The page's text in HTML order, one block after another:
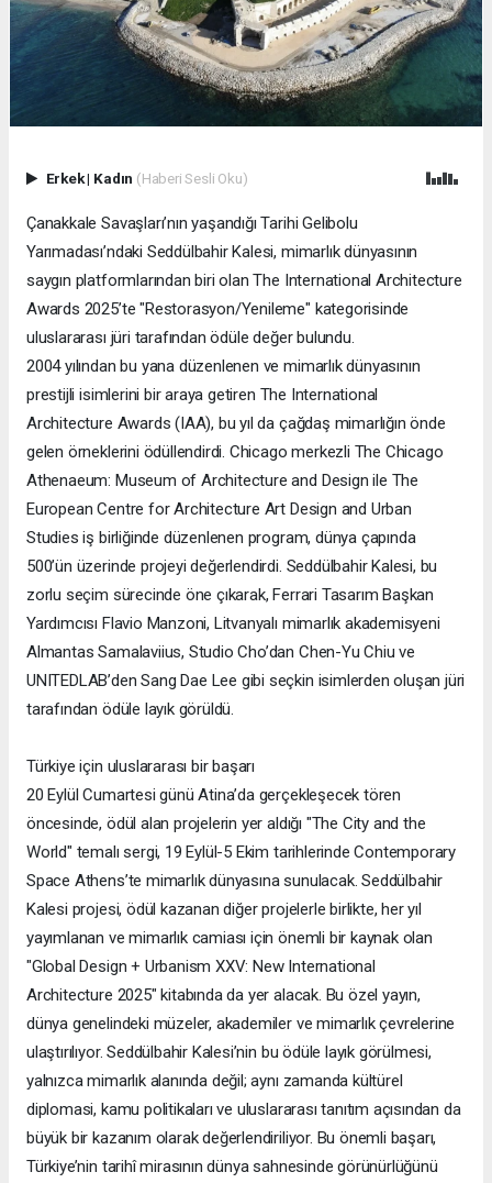
Erkek| Kadın (Haberi Sesli Oku)
Çanakkale Savaşları’nın yaşandığı Tarihi Gelibolu
Yarımadası’ndaki Seddülbahir Kalesi, mimarlık dünyasının
saygın platformlarından biri olan The International Architecture
Awards 2025’te "Restorasyon/Yenileme" kategorisinde
uluslararası jüri tarafından ödüle değer bulundu.
2004 yılından bu yana düzenlenen ve mimarlık dünyasının
prestijli isimlerini bir araya getiren The International
Architecture Awards (IAA), bu yıl da çağdaş mimarlığın önde
gelen örneklerini ödüllendirdi. Chicago merkezli The Chicago
Athenaeum: Museum of Architecture and Design ile The
European Centre for Architecture Art Design and Urban
Studies iş birliğinde düzenlenen program, dünya çapında
500’ün üzerinde projeyi değerlendirdi. Seddülbahir Kalesi, bu
zorlu seçim sürecinde öne çıkarak, Ferrari Tasarım Başkan
Yardımcısı Flavio Manzoni, Litvanyalı mimarlık akademisyeni
Almantas Samalaviius, Studio Cho’dan Chen-Yu Chiu ve
UNITEDLAB’den Sang Dae Lee gibi seçkin isimlerden oluşan jüri
tarafından ödüle layık görüldü.
Türkiye için uluslararası bir başarı
20 Eylül Cumartesi günü Atina’da gerçekleşecek tören
öncesinde, ödül alan projelerin yer aldığı "The City and the
World" temalı sergi, 19 Eylül-5 Ekim tarihlerinde Contemporary
Space Athens’te mimarlık dünyasına sunulacak. Seddülbahir
Kalesi projesi, ödül kazanan diğer projelerle birlikte, her yıl
yayımlanan ve mimarlık camiası için önemli bir kaynak olan
"Global Design + Urbanism XXV: New International
Architecture 2025" kitabında da yer alacak. Bu özel yayın,
dünya genelindeki müzeler, akademiler ve mimarlık çevrelerine
ulaştırılıyor. Seddülbahir Kalesi’nin bu ödüle layık görülmesi,
yalnızca mimarlık alanında değil; aynı zamanda kültürel
diplomasi, kamu politikaları ve uluslararası tanıtım açısından da
büyük bir kazanım olarak değerlendiriliyor. Bu önemli başarı,
Türkiye’nin tarihî mirasının dünya sahnesinde görünürlüğünü